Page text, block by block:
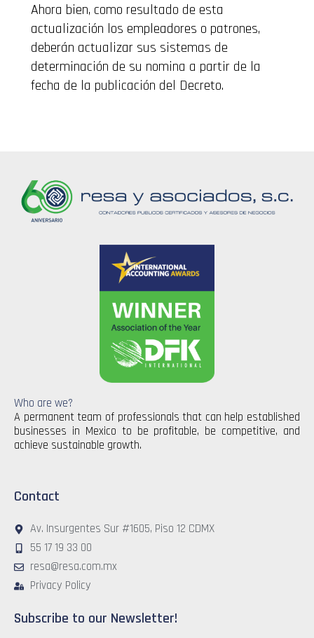
Ahora bien, como resultado de esta
actualización los empleadores o patrones,
deberán actualizar sus sistemas de
determinación de su nomina a partir de la
fecha de la publicación del Decreto.
Who are we?
A permanent team of professionals that can help established
businesses in Mexico to be profitable, be competitive, and
achieve sustainable growth.
Contact
Av. Insurgentes Sur #1605, Piso 12 CDMX
55 17 19 33 00
resa@resa.com.mx
Privacy Policy
Subscribe to our Newsletter!